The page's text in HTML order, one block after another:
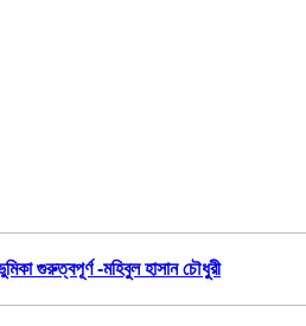
গুরুত্বপূর্ণ -মহিবুল হাসান চৌধুরী